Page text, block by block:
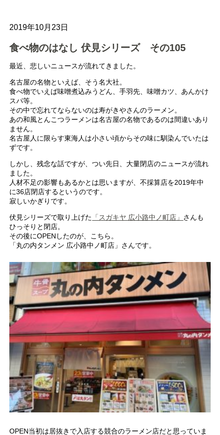
2019年10月23日
食べ物のはなし 伏見シリーズ その105
最近、悲しいニュースが流れてきました。
名古屋の名物といえば、そう名大社。
食べ物でいえば味噌煮込みうどん、手羽先、味噌カツ、あんかけ
スパ等。
その中で忘れてならないのは寿がきやさんのラーメン。
あの和風とんこつラーメンは名古屋の名物であるのは間違いあり
ません。
名古屋人に限らす東海人は小さい頃からその味に馴染んでいたは
ずです。
しかし、残念な話ですが、つい先日、大量閉店のニュースが流れ
ました。
人材不足の影響もあるかとは思いますが、不採算店を2019年中
に36店閉店するというのです。
寂しいかぎりです。
伏見シリーズで取り上げた 「スガキヤ 広小路中ノ町店」 さんも
ひっそりと閉店。
その後にOPENしたのが、こちら。
「丸の内タンメン 広小路中ノ町店」さんです。
OPEN当初は居抜きで入店する競合のラーメン店だと思っていま